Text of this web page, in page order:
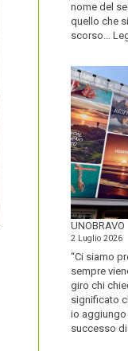
nome del
quello che
scorso…
UNOBRAVO
2 Luglio 2026
“Ci siamo
sempre
giro chi
significato
io aggiungo
successo